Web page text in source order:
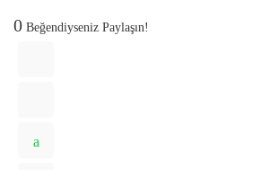
0 Beğendiyseniz Paylaşın!